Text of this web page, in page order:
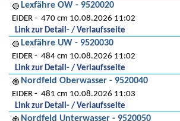
Lexfähre OW - 9520020
EIDER
470 cm 10.08.2026 11:02
Link zur Detail- / Verlaufsseite
Lexfähre UW - 9520030
EIDER
484 cm 10.08.2026 11:02
Link zur Detail- / Verlaufsseite
Nordfeld Oberwasser - 9520040
EIDER
481 cm 10.08.2026 11:03
Link zur Detail- / Verlaufsseite
Nordfeld Unterwasser - 9520050